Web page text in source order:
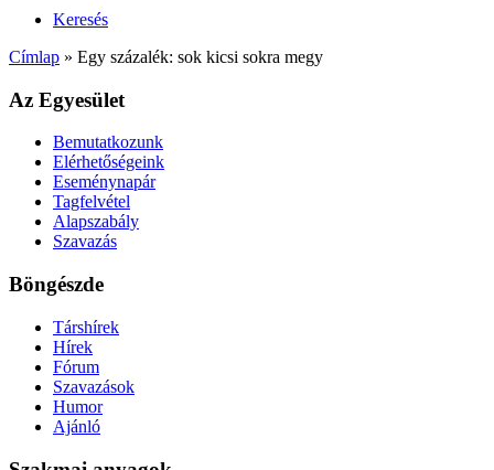
Keresés
Címlap » Egy százalék: sok kicsi sokra megy
Az Egyesület
Bemutatkozunk
Elérhetőségeink
Eseménynapár
Tagfelvétel
Alapszabály
Szavazás
Böngészde
Társhírek
Hírek
Fórum
Szavazások
Humor
Ajánló